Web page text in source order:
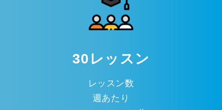
30レッスン
レッスン数
週あたり